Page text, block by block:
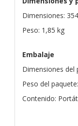
Dimensiones:
Peso: 1,85 kg
Embalaje
Dimensiones del
Peso del
Contenido: